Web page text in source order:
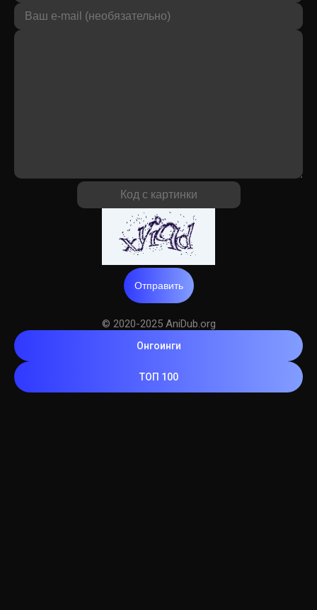
Отправить
© 2020-2025 AniDub.org
Онгоинги
ТОП 100